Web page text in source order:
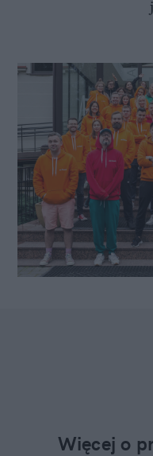
Więcej o